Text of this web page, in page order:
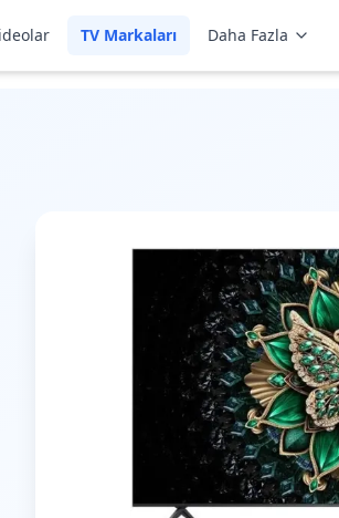
TV Markaları Daha Fazla